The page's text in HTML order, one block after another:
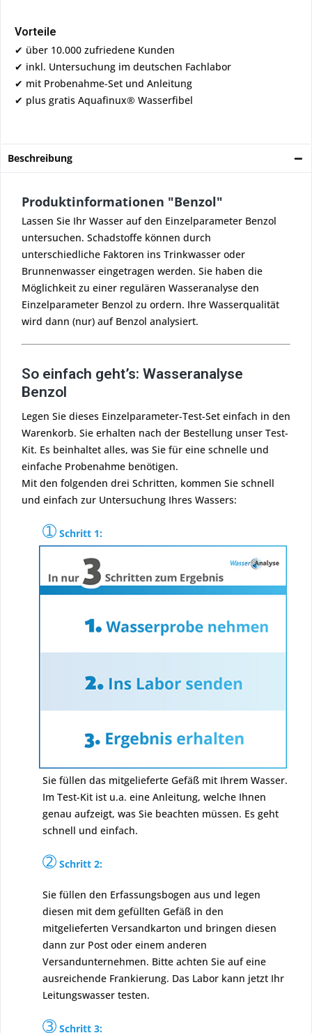
Vorteile
✔ über 10.000 zufriedene Kunden
✔ inkl. Untersuchung im deutschen Fachlabor
✔ mit Probenahme-Set und Anleitung
✔ plus gratis Aquafinux® Wasserfibel
Beschreibung
Produktinformationen "Benzol"
Lassen Sie Ihr Wasser auf den Einzelparameter Benzol
untersuchen. Schadstoffe können durch
unterschiedliche Faktoren ins Trinkwasser oder
Brunnenwasser eingetragen werden. Sie haben die
Möglichkeit zu einer regulären Wasseranalyse den
Einzelparameter Benzol zu ordern. Ihre Wasserqualität
wird dann (nur) auf Benzol analysiert.
So einfach geht’s: Wasseranalyse
Benzol
Legen Sie dieses Einzelparameter-Test-Set einfach in den
Warenkorb. Sie erhalten nach der Bestellung unser Test-
Kit. Es beinhaltet alles, was Sie für eine schnelle und
einfache Probenahme benötigen.
Mit den folgenden drei Schritten, kommen Sie schnell
und einfach zur Untersuchung Ihres Wassers:
➀ Schritt 1:
Sie füllen das mitgelieferte Gefäß mit Ihrem Wasser.
Im Test-Kit ist u.a. eine Anleitung, welche Ihnen
genau aufzeigt, was Sie beachten müssen. Es geht
schnell und einfach.
➁ Schritt 2:
Sie füllen den Erfassungsbogen aus und legen
diesen mit dem gefüllten Gefäß in den
mitgelieferten Versandkarton und bringen diesen
dann zur Post oder einem anderen
Versandunternehmen. Bitte achten Sie auf eine
ausreichende Frankierung. Das Labor kann jetzt Ihr
Leitungswasser testen.
➂ Schritt 3: